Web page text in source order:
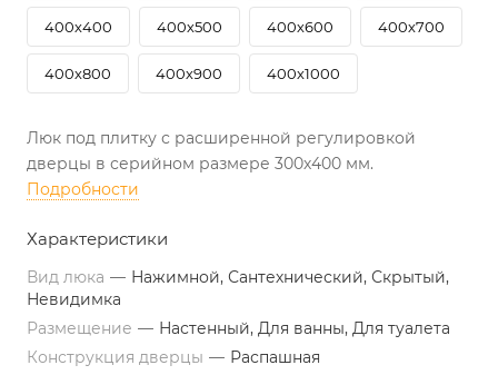
400х400 400х500 400х600 400х700
400х800 400х900 400х1000
Люк под плитку с расширенной регулировкой
дверцы в серийном размере 300х400 мм.
Подробности
Характеристики
Вид люка — Нажимной, Сантехнический, Скрытый,
Невидимка
Размещение — Настенный, Для ванны, Для туалета
Конструкция дверцы — Распашная